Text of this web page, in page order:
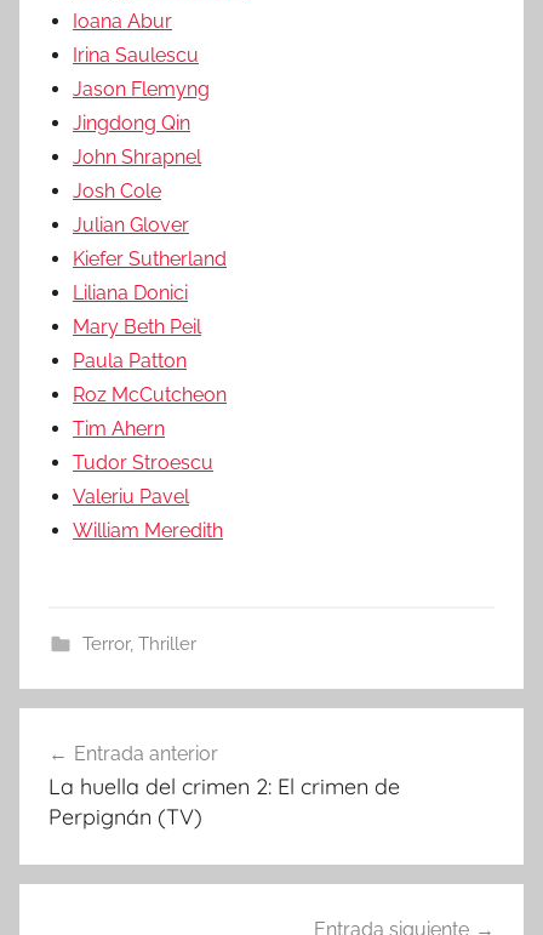
Ioana Abur
Irina Saulescu
Jason Flemyng
Jingdong Qin
John Shrapnel
Josh Cole
Julian Glover
Kiefer Sutherland
Liliana Donici
Mary Beth Peil
Paula Patton
Roz McCutcheon
Tim Ahern
Tudor Stroescu
Valeriu Pavel
William Meredith
Terror, Thriller
Navegación
de
Entrada anterior
La huella del crimen 2: El crimen de
Perpignán (TV)
Entrada siguiente